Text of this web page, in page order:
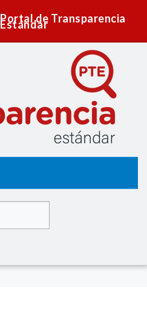
Portal de Transparencia
Estándar